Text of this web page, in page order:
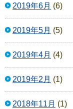
2019年6月 (6)
2019年5月 (5)
2019年4月 (4)
2019年2月 (1)
2018年11月 (1)